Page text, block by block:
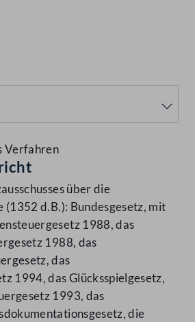
Verfahren
über die
(1352 d.B.): Bundesgesetz, mit
1988, das
1988, das
das
1994, das Glücksspielgesetz,
1993, das
die